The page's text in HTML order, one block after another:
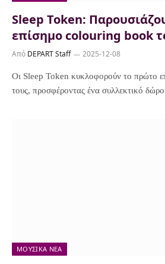
Sleep Token:
επίσημο colouring book
Από DEPART Staff 2025-12-08
Οι Sleep Token κυκλοφορούν το πρώτο
τους, προσφέροντας ένα συλλεκτικό
ΜΟΥΣΙΚΆ ΝΈΑ